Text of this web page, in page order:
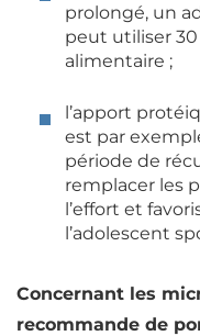
prolongé, un
peut utiliser
alimentaire ;
l’apport
est par
période de
remplacer les
l’effort et
l’adolescent
Concernant les
recommande de